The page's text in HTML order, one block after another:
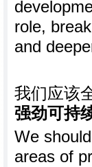
role,
and
我们应该
强劲可持
We
areas of